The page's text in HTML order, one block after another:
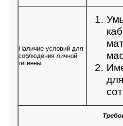
Наличие условий для
соблюдения личной
гигиены